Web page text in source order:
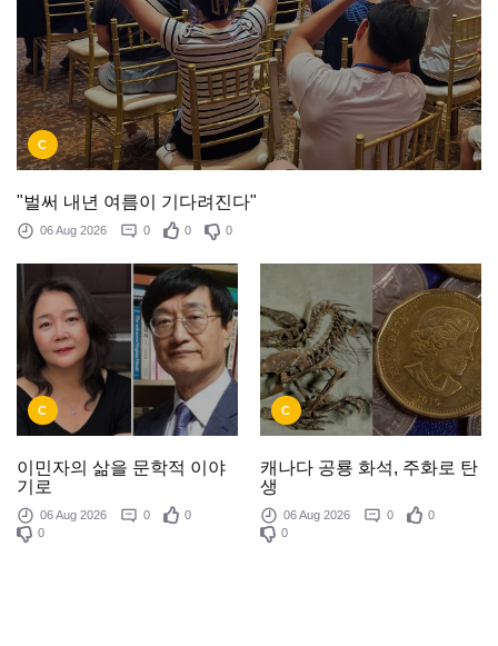
C
"벌써 내년 여름이 기다려진다"
06 Aug 2026 0 0 0
C
이민자의 삶을 문학적 이야
기로
06 Aug 2026 0
0
0
C
캐나다 공룡 화석, 주화로 탄
생
06 Aug 2026 0
0
0